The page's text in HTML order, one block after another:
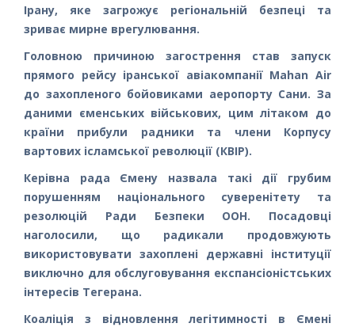
Ірану, яке загрожує регіональній безпеці та
зриває мирне врегулювання.
Головною причиною загострення став запуск
прямого рейсу іранської авіакомпанії Mahan Air
до захопленого бойовиками аеропорту Сани. За
даними єменських військових, цим літаком до
країни прибули радники та члени Корпусу
вартових ісламської революції (КВІР).
Керівна рада Ємену назвала такі дії грубим
порушенням національного суверенітету та
резолюцій Ради Безпеки ООН. Посадовці
наголосили, що радикали продовжують
використовувати захоплені державні інституції
виключно для обслуговування експансіоністських
інтересів Тегерана.
Коаліція з відновлення легітимності в Ємені